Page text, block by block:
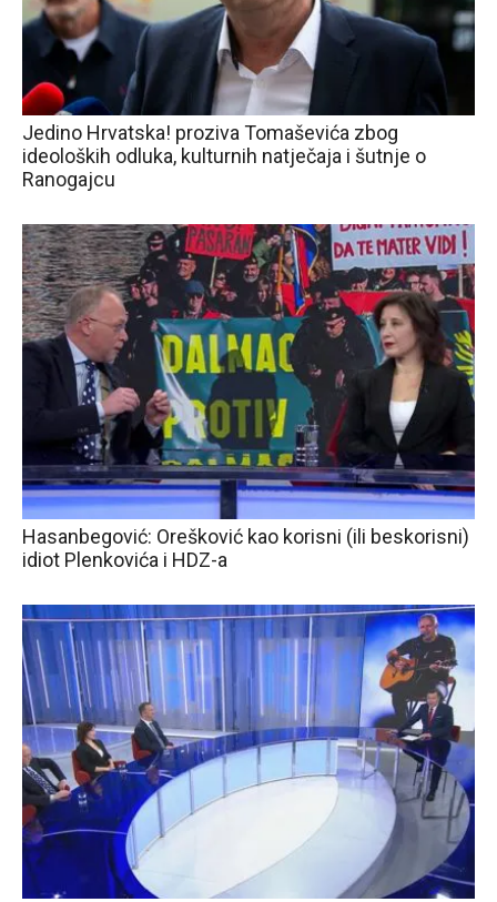
Jedino Hrvatska! proziva Tomaševića zbog
ideoloških odluka, kulturnih natječaja i šutnje o
Ranogajcu
Hasanbegović: Orešković kao korisni (ili beskorisni)
idiot Plenkovića i HDZ-a